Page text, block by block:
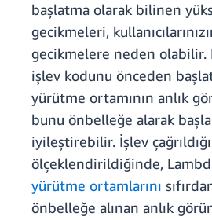
başlatma olarak bilinen
gecikmeleri,
gecikmelere neden olabilir.
işlev kodunu önceden
yürütme ortamının anlık
bunu önbelleğe alarak
iyileştirebilir. İşlev
ölçeklendirildiğinde,
yürütme ortamlarını
önbelleğe alınan anlık